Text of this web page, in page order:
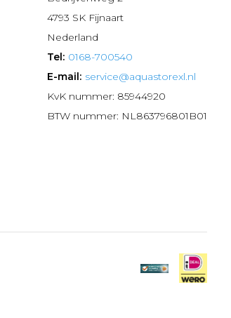
4793 SK Fijnaart
Nederland
Tel: 0168-700540
E-mail: service@aquastorexl.nl
KvK nummer: 85944920
BTW nummer: NL863796801B01